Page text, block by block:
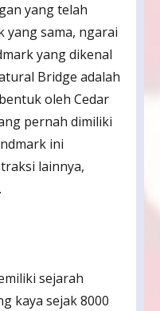
yang telah
yang sama, ngarai
yang dikenal
Bridge adalah
oleh Cedar
pernah dimiliki
ini
lainnya,
sejarah
kaya sejak 8000